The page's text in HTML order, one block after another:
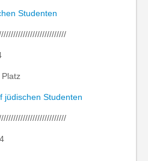
Studenten
jüdischen Studenten